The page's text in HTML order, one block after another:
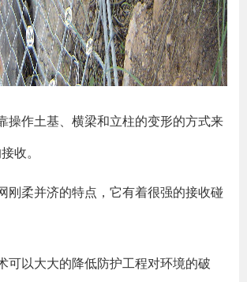
操作土基、横梁和立柱的变形的方式来
收。
刚柔并济的特点，它有着很强的接收碰
可以大大的降低防护工程对环境的破